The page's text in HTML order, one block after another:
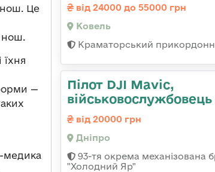
нош. Це
—
медика
від 24000 до 55000 грн
Ковель
Краматорський
Пілот DJI Mavic,
військовослужбовець
від 20000 грн
Дніпро
93-тя окрема механізована
"Холодний Яр"